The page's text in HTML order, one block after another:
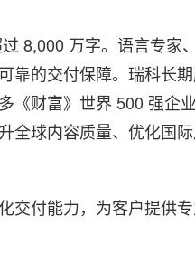
8,000 万字。语言专家
靠的交付保障。瑞科长
财富》世界 500 强企业
全球内容质量、优化国
交付能力，为客户提供